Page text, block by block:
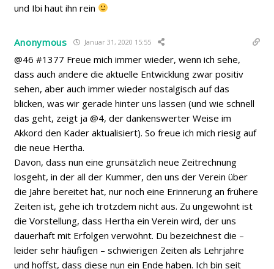
und Ibi haut ihn rein
Anonymous Januar 31, 2020 15:55
@46 #1377 Freue mich immer wieder, wenn ich sehe,
dass auch andere die aktuelle Entwicklung zwar positiv
sehen, aber auch immer wieder nostalgisch auf das
blicken, was wir gerade hinter uns lassen (und wie schnell
das geht, zeigt ja @4, der dankenswerter Weise im
Akkord den Kader aktualisiert). So freue ich mich riesig auf
die neue Hertha.
Davon, dass nun eine grunsätzlich neue Zeitrechnung
losgeht, in der all der Kummer, den uns der Verein über
die Jahre bereitet hat, nur noch eine Erinnerung an frühere
Zeiten ist, gehe ich trotzdem nicht aus. Zu ungewohnt ist
die Vorstellung, dass Hertha ein Verein wird, der uns
dauerhaft mit Erfolgen verwöhnt. Du bezeichnest die –
leider sehr häufigen – schwierigen Zeiten als Lehrjahre
und hoffst, dass diese nun ein Ende haben. Ich bin seit